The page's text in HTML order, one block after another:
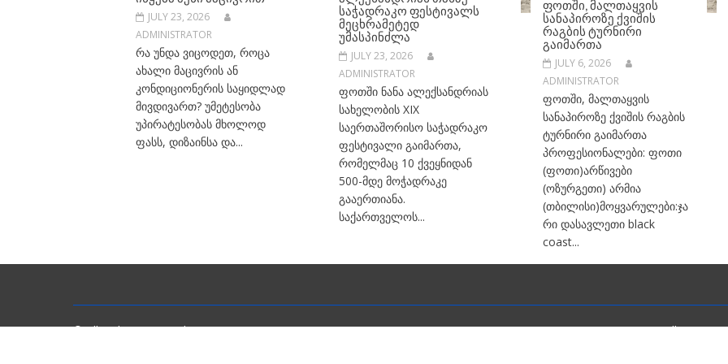
JULY 23, 2026
ADMINISTRATOR
რა უნდა ვიცოდეთ, როცა
ახალი მაცივრის ან
კონდიციონერის საყიდლად
მივდივართ? უმეტესობა
უპირატესობას მხოლოდ
ფასს, დიზაინსა და...
ᲡᲐᲭᲐᲓᲠᲐᲙᲝ ᲤᲔᲡᲢᲘᲕᲐᲚᲡ
ᲛᲔᲪᲮᲠᲐᲛᲔᲢᲔᲓ
ᲣᲛᲐᲡᲞᲘᲜᲫᲚᲐ
JULY 23, 2026
ADMINISTRATOR
ფოთში ნანა ალექსანდრიას
სახელობის XIX
საერთაშორისო საჭადრაკო
ფესტივალი გაიმართა,
რომელმაც 10 ქვეყნიდან
500-მდე მოჭადრაკე
გააერთიანა.
საქართველოს...
ᲤᲝᲗᲨᲘ, ᲛᲐᲚᲗᲐᲧᲕᲘᲡ
ᲡᲐᲜᲐᲞᲘᲠᲝᲖᲔ ᲥᲕᲘᲨᲘᲡ
ᲠᲐᲒᲑᲘᲡ ᲢᲣᲠᲜᲘᲠᲘ
ᲒᲐᲘᲛᲐᲠᲗᲐ
JULY 6, 2026
ADMINISTRATOR
ფოთში, მალთაყვის
სანაპიროზე ქვიშის რაგბის
ტურნირი გაიმართა
პროფესიონალები: ფოთი
(ფოთი)არწივები
(ოზურგეთი) არმია
(თბილისი)მოყვარულები:ჯა
რი დასავლეთი black
coast...
© All Rights Reserved Proudly